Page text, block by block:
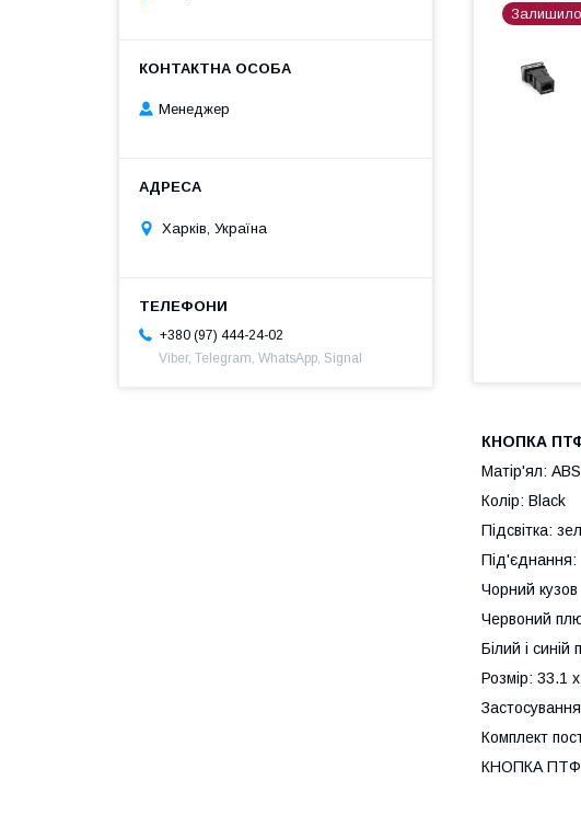
КНОПКА ПТФ
Матір'ял:
Колір: Black
Підсвітка:
Під'єднання:
Чорний кузов
Червоний
Білий і синій
Розмір: 33.1
Комплект
КНОПКА ПТФ
Менеджер
Харків, Україна
+380 (97) 444-24-02
Viber, Telegram, WhatsApp, Signal